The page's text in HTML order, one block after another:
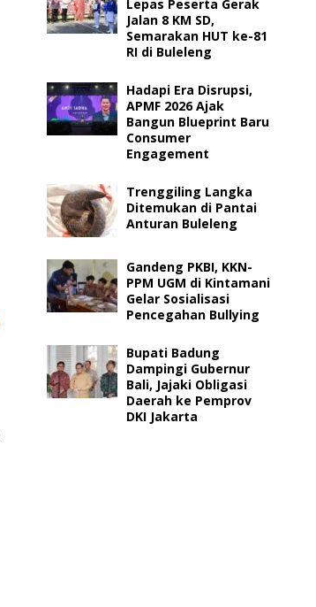
Lepas Peserta Gerak
Jalan 8 KM SD,
Semarakan HUT ke-81
RI di Buleleng
Hadapi Era Disrupsi,
APMF 2026 Ajak
Bangun Blueprint Baru
Consumer
Engagement
Trenggiling Langka
Ditemukan di Pantai
Anturan Buleleng
Gandeng PKBI, KKN-
PPM UGM di Kintamani
Gelar Sosialisasi
Pencegahan Bullying
Bupati Badung
Dampingi Gubernur
Bali, Jajaki Obligasi
Daerah ke Pemprov
DKI Jakarta